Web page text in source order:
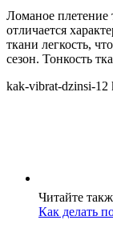
Ломаное плетение
отличается
ткани легкость,
сезон. Тонкость
kak-vibrat-dzinsi-12
Читайте
Как делать